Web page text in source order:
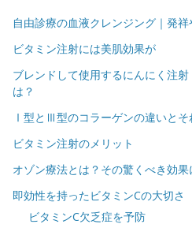
自由診療の血液クレンジング｜発
ビタミン注射には美肌効果が
ブレンドして使用するにんにく注
は？
Ⅰ型とⅢ型のコラーゲンの違いとそ
ビタミン注射のメリット
オゾン療法とは？その驚くべき効果
即効性を持ったビタミンCの大切さ
ビタミンC欠乏症を予防